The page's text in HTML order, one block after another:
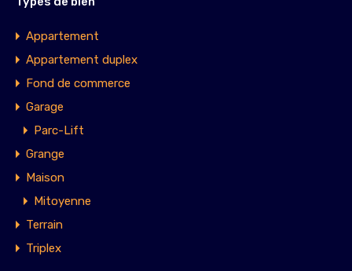
Appartement
Appartement duplex
Fond de commerce
Garage
Parc-Lift
Grange
Maison
Mitoyenne
Terrain
Triplex